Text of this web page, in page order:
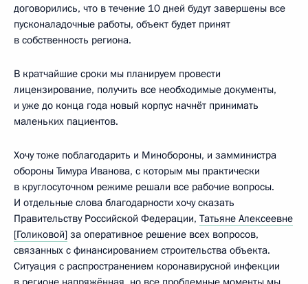
договорились, что в течение 10 дней будут завершены все
пусконаладочные работы, объект будет принят
в собственность региона.
В кратчайшие сроки мы планируем провести
лицензирование, получить все необходимые документы,
и уже до конца года новый корпус начнёт принимать
маленьких пациентов.
Хочу тоже поблагодарить и Минобороны, и замминистра
обороны Тимура Иванова, с которым мы практически
в круглосуточном режиме решали все рабочие вопросы.
И отдельные слова благодарности хочу сказать
Правительству Российской Федерации, Татьяне Алексеевне
[Голиковой] за оперативное решение всех вопросов,
связанных с финансированием строительства объекта.
Ситуация с распространением коронавирусной инфекции